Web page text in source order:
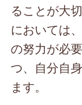
ることが大
においては
の努力が必
つ、自分自
ます。